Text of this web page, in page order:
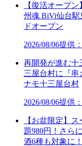
【復活オープ
州魂 BiVi仙台駅
ドオープン
2026/08/06提供
再開発が進む十
三屋台村に『串
ナモ十三屋台村
2026/08/06提供
【お盆限定】
題980円！さら
酒6種も対象に